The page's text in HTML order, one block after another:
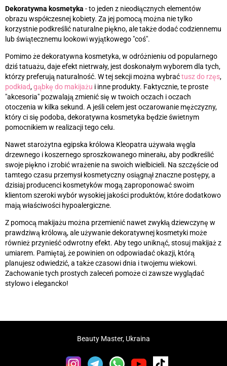
Dekoratywna kosmetyka - to jeden z nieodłącznych elementów
obrazu współczesnej kobiety. Za jej pomocą można nie tylko
korzystnie podkreślić naturalne piękno, ale także dodać codziennemu
lub świątecznemu lookowi wyjątkowego "coś".
Pomimo że dekoratywna kosmetyka, w odróżnieniu od popularnego
dziś tatuażu, daje efekt nietrwały, jest doskonałym wyborem dla tych,
którzy preferują naturalność. W tej sekcji można wybraćtusz do rzęs,
podkład,gąbkę do makijażu i inne produkty. Faktycznie, te proste
"akcesoria" pozwalają zmienić się w twoich oczach i oczach
otoczenia w kilka sekund. A jeśli celem jest oczarowanie mężczyzny,
który ci się podoba, dekoratywna kosmetyka będzie świetnym
pomocnikiem w realizacji tego celu.
Nawet starożytna egipska królowa Kleopatra używała węgla
drzewnego i koszernego sproszkowanego minerału, aby podkreślić
swoje piękno i zrobić wrażenie na swoich wielbicieli. Na szczęście od
tamtego czasu przemysł kosmetyczny osiągnął znaczne postępy, a
dzisiaj producenci kosmetyków mogą zaproponować swoim
klientom szeroki wybór wysokiej jakości produktów, które dodatkowo
mają właściwości hypoalergiczne.
Z pomocą makijażu można przemienić nawet zwykłą dziewczynę w
prawdziwą królową, ale używanie dekoratywnej kosmetyki może
również przynieść odwrotny efekt. Aby tego uniknąć, stosuj makijaż z
umiarem. Pamiętaj, że powinien on odpowiadać okazji, którą
planujesz odwiedzić, a także czasowi dnia i twojemu wiekowi.
Zachowanie tych prostych zaleceń pomoże ci zawsze wyglądać
stylowo i elegancko!
Beauty Master, Ukraina